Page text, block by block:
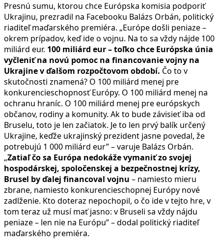
Presnú sumu, ktorou chce Európska komisia podporiť
Ukrajinu, prezradil na Facebooku Balázs Orbán, politický
riaditeľ maďarského premiéra. „Európe došli peniaze –
okrem prípadov, keď ide o vojnu. Na to sa vždy nájde 100
miliárd eur. 100 miliárd eur – toľko chce Európska únia
vyčleniť na novú pomoc na financovanie vojny na
Ukrajine v ďalšom rozpočtovom období. Čo to v
skutočnosti znamená? O 100 miliárd menej pre
konkurencieschopnosť Európy. O 100 miliárd menej na
ochranu hraníc. O 100 miliárd menej pre európskych
občanov, rodiny a komunity. Ak to bude závisieť iba od
Bruselu, toto je len začiatok. Je to len prvý balík určený
Ukrajine, keďže ukrajinský prezident jasne povedal, že
potrebujú 1 000 miliárd eur” – varuje Balázs Orbán.
„Zatiaľ čo sa Európa nedokáže vymaniť zo svojej
hospodárskej, spoločenskej a bezpečnostnej krízy,
Brusel by ďalej financoval vojnu – namiesto mieru
zbrane, namiesto konkurencieschopnej Európy nové
zadlženie. Kto doteraz nepochopil, o čo ide v tejto hre, v
tom teraz už musí mať jasno: v Bruseli sa vždy nájdu
peniaze – len nie na Európu” – dodal politický riaditeľ
maďarského premiéra.